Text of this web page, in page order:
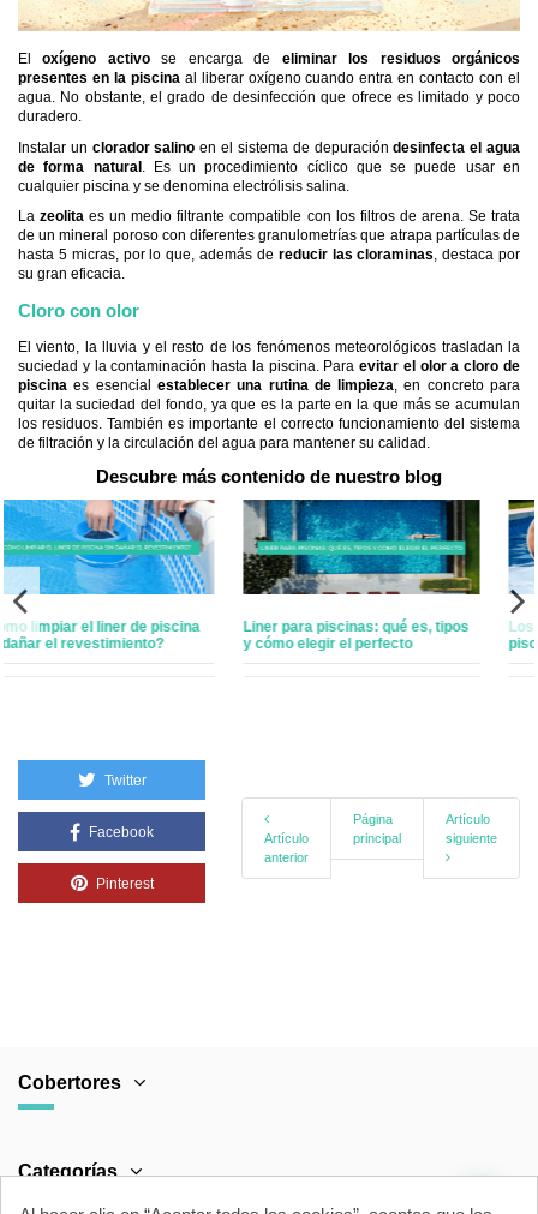
Eloxígeno activose encarga de eliminar los residuos orgánicos
presentes en la piscinaal liberar oxígeno cuando entra en contacto con el
agua. No obstante, el grado de desinfección que ofrece es limitado y poco
duradero.
Instalar un clorador salino en el sistema de depuracióndesinfecta el agua
de forma natural. Es un procedimiento cíclico que se puede usar en
cualquier piscina y se denomina electrólisis salina.
Lazeolita es un medio filtrante compatible con los filtros de arena. Se trata
de un mineral poroso con diferentes granulometrías que atrapa partículas de
hasta 5 micras, por lo que, además de reducir las cloraminas, destaca por
su gran eficacia.
Cloro con olor
El viento, la lluvia y el resto de los fenómenos meteorológicos trasladan la
suciedad y la contaminación hasta la piscina. Paraevitar el olor a cloro de
piscina es esencial establecer una rutina de limpieza, en concreto para
quitar la suciedad del fondo, ya que es la parte en la que más se acumulan
los residuos. También es importante el correcto funcionamiento del sistema
de filtración y la circulación del agua para mantener su calidad.
Descubre más contenido de nuestro blog
Liner para piscinas: qué es, tipos
y cómo elegir el perfecto
Los problemas más comunes en
piscinas de liner
Twitter
Facebook
Pinterest
Artículo
anterior
Página
principal
Artículo
siguiente
Cobertores
Categorías